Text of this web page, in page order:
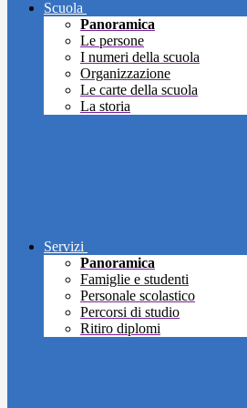
Scuola
Panoramica
Le persone
I numeri della scuola
Organizzazione
Le carte della scuola
La storia
Servizi
Panoramica
Famiglie e studenti
Personale scolastico
Percorsi di studio
Ritiro diplomi